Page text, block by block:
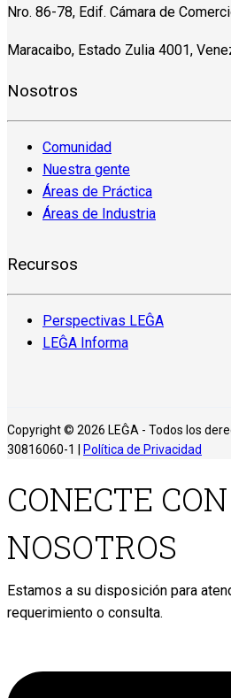
Nro. 86-78, Edif. Cámara de
Maracaibo, Estado Zulia 4001,
Nosotros
Comunidad
Nuestra gente
Áreas de Práctica
Áreas de Industria
Recursos
Perspectivas LEĜA
LEĜA Informa
Copyright © 2026 LEĜA - Todos los
30816060-1 |
Política de Privacidad
CONECTE CON
NOSOTROS
Estamos a su disposición para
requerimiento o consulta.